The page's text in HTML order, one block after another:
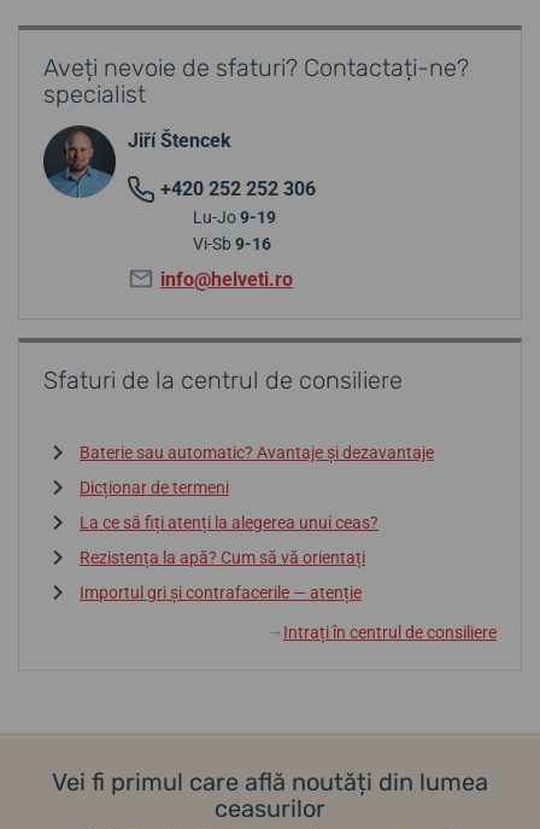
Aveți nevoie de sfaturi? Contactați-ne?
specialist
Jiří Štencek
+420 252 252 306
Lu-Jo9-19
Vi-Sb 9-16
info@helveti.ro
Sfaturi de la centrul de consiliere
Baterie sau automatic? Avantaje și dezavantaje
Dicționar de termeni
La ce să fiți atenți la alegerea unui ceas?
Rezistența la apă? Cum să vă orientați
Importul gri și contrafacerile — atenție
↓ Intrați în centrul de consiliere
Vei fi primul care află noutăți din lumea
ceasurilor